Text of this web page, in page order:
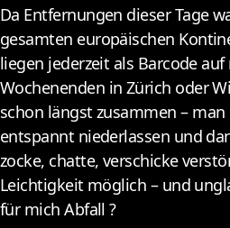
Da Entfernungen dieser Tage
gesamten europäischen
liegen jederzeit als Barcode
Wochenenden in Zürich oder
schon längst zusammen –
entspannt niederlassen und
zocke, chatte, verschicke
Leichtigkeit möglich – und
für mich Abfall ?